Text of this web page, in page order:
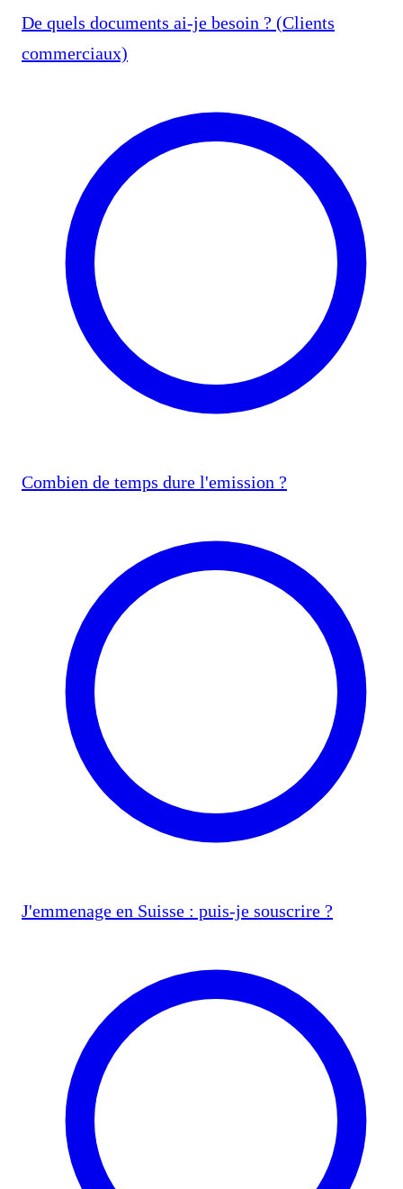
De quels documents ai-je besoin ? (Clients
commerciaux)
Combien de temps dure l'emission ?
J'emmenage en Suisse : puis-je souscrire ?